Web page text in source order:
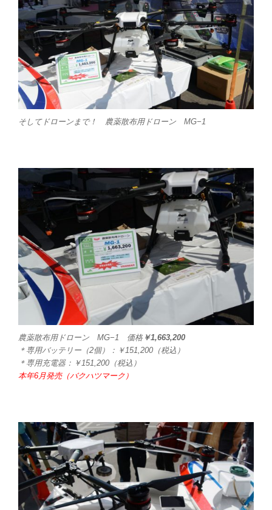
そしてドローンまで！ 農薬散布用ドローン MG−1
農薬散布用ドローン MG−1 価格 ￥1,663,200
＊専用バッテリー（2個）：￥151,200（税込）
＊専用充電器：￥151,200（税込）
本年6月発売（バクハツマーク）